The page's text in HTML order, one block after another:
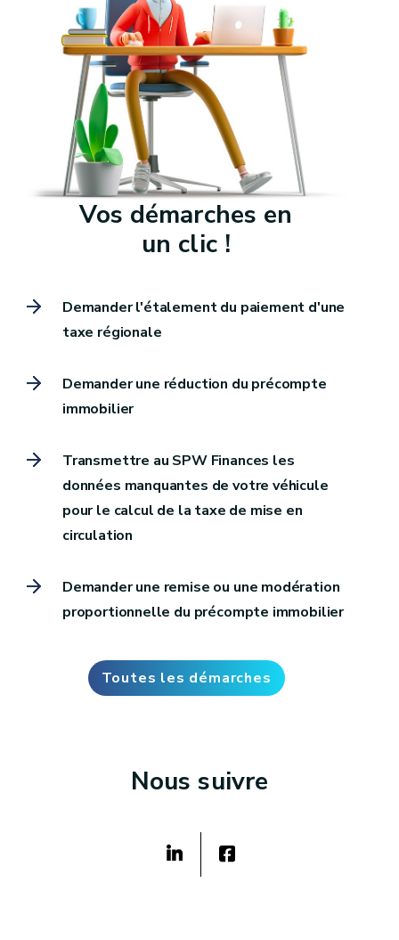
Vos démarches en
un clic !
Demander l'étalement du paiement d'une
taxe régionale
Demander une réduction du précompte
immobilier
Transmettre au SPW Finances les
données manquantes de votre véhicule
pour le calcul de la taxe de mise en
circulation
Demander une remise ou une modération
proportionnelle du précompte immobilier
Toutes les démarches
Nous suivre